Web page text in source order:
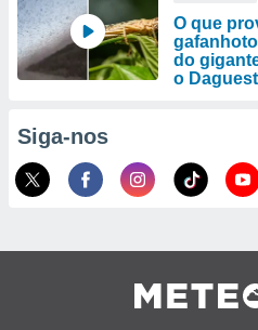
O que
do
o
Siga-nos